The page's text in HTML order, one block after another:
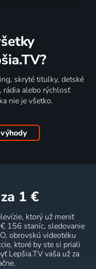
skryté titulky, detské
rádia alebo rýchlosť
nie je všetko.
za 1 €
ktorý už meniť
156 staníc, sledovanie
obrovskú videotéku
ktoré by ste si priali
Lepšia.TV vaša už za